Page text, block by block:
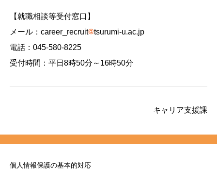
【就職相談等受付窓口】
メール：career_recruit
tsurumi-u.ac.jp
電話：045-580-8225
受付時間：平日8時50分～16時50分
キャリア支援課
個人情報保護の基本的対応